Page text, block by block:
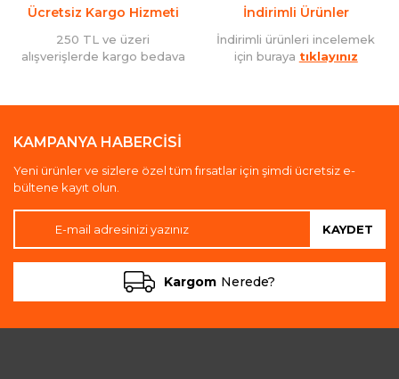
Ücretsiz Kargo Hizmeti
250 TL ve üzeri
alışverişlerde kargo bedava
İndirimli Ürünler
İndirimli ürünleri incelemek
için buraya tıklayınız
KAMPANYA HABERCİSİ
Yeni ürünler ve sizlere özel tüm fırsatlar için şimdi ücretsiz e-
bültene kayıt olun.
KAYDET
Kargom Nerede?